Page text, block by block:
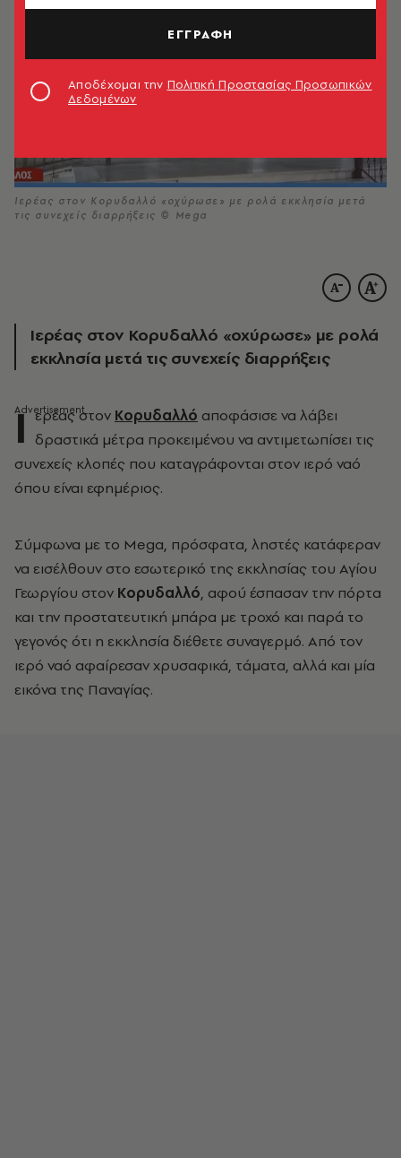
Ιερέας στον Κορυδαλλό «οχύρωσε» με ρολά εκκλησία μετά
τις συνεχείς διαρρήξεις © Mega
Ιερέας στον Κορυδαλλό «οχύρωσε» με ρολά
εκκλησία μετά τις συνεχείς διαρρήξεις
Ι ερέας στον Κορυδαλλό αποφάσισε να λάβει
δραστικά μέτρα προκειμένου να αντιμετωπίσει τις
συνεχείς κλοπές που καταγράφονται στον ιερό ναό
όπου είναι εφημέριος.
Σύμφωνα με το Mega, πρόσφατα, ληστές κατάφεραν
να εισέλθουν στο εσωτερικό της εκκλησίας του Αγίου
Γεωργίου στον Κορυδαλλό, αφού έσπασαν την πόρτα
και την προστατευτική μπάρα με τροχό και παρά το
γεγονός ότι η εκκλησία διέθετε συναγερμό. Από τον
ιερό ναό αφαίρεσαν χρυσαφικά, τάματα, αλλά και μία
εικόνα της Παναγίας.
ΕΓΓΡΑΦΗ
Αποδέχομαι την Πολιτική Προστασίας Προσωπικών
Δεδομένων